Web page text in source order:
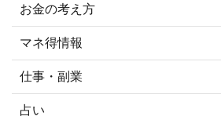
お金の考え方
マネ得情報
仕事・副業
占い